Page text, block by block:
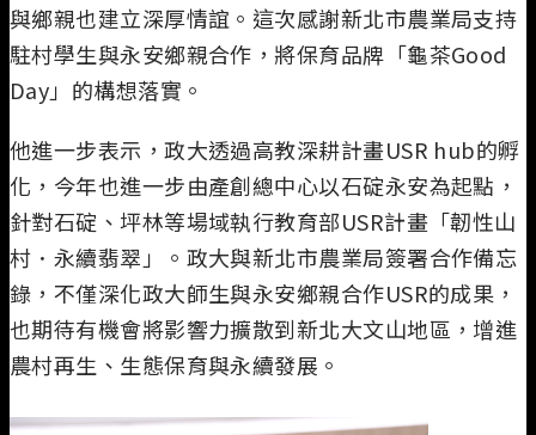
與鄉親也建立深厚情誼。這次感謝新北市農業局支持
駐村學生與永安鄉親合作，將保育品牌「龜茶Good
Day」的構想落實。
他進一步表示，政大透過高教深耕計畫USR hub的孵
化，今年也進一步由產創總中心以石碇永安為起點，
針對石碇、坪林等場域執行教育部USR計畫「韌性山
村．永續翡翠」。政大與新北市農業局簽署合作備忘
錄，不僅深化政大師生與永安鄉親合作USR的成果，
也期待有機會將影響力擴散到新北大文山地區，增進
農村再生、生態保育與永續發展。